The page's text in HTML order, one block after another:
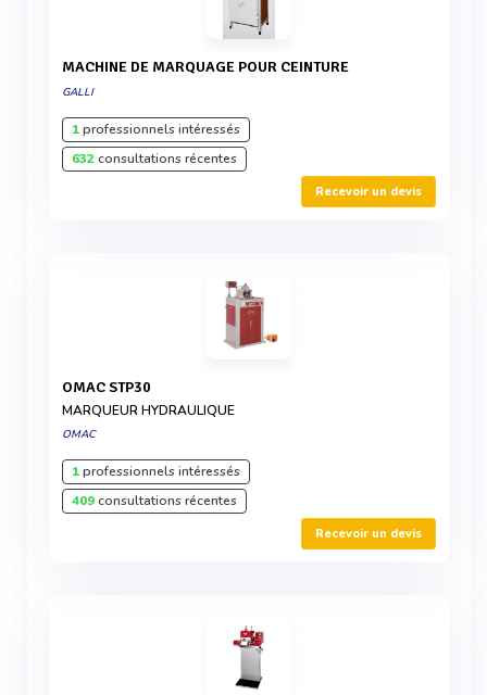
MACHINE DE MARQUAGE POUR CEINTURE
GALLI
1professionnels intéressés
632consultations récentes
Recevoir un devis
OMAC STP30
MARQUEUR HYDRAULIQUE
OMAC
1professionnels intéressés
409consultations récentes
Recevoir un devis